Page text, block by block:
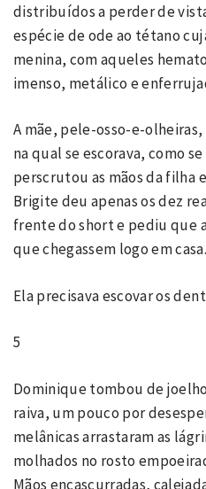
distribuídos a perder de
espécie de ode ao tétano
menina, com aqueles
imenso, metálico e
A mãe, pele-osso-e-
na qual se escorava, como
perscrutou as mãos da filha
Brigite deu apenas os dez
frente do short e pediu que
que chegassem logo em casa.
Ela precisava escovar os
5
Dominique tombou de
raiva, um pouco por
melânicas arrastaram as
molhados no rosto
Mãos encascurradas,